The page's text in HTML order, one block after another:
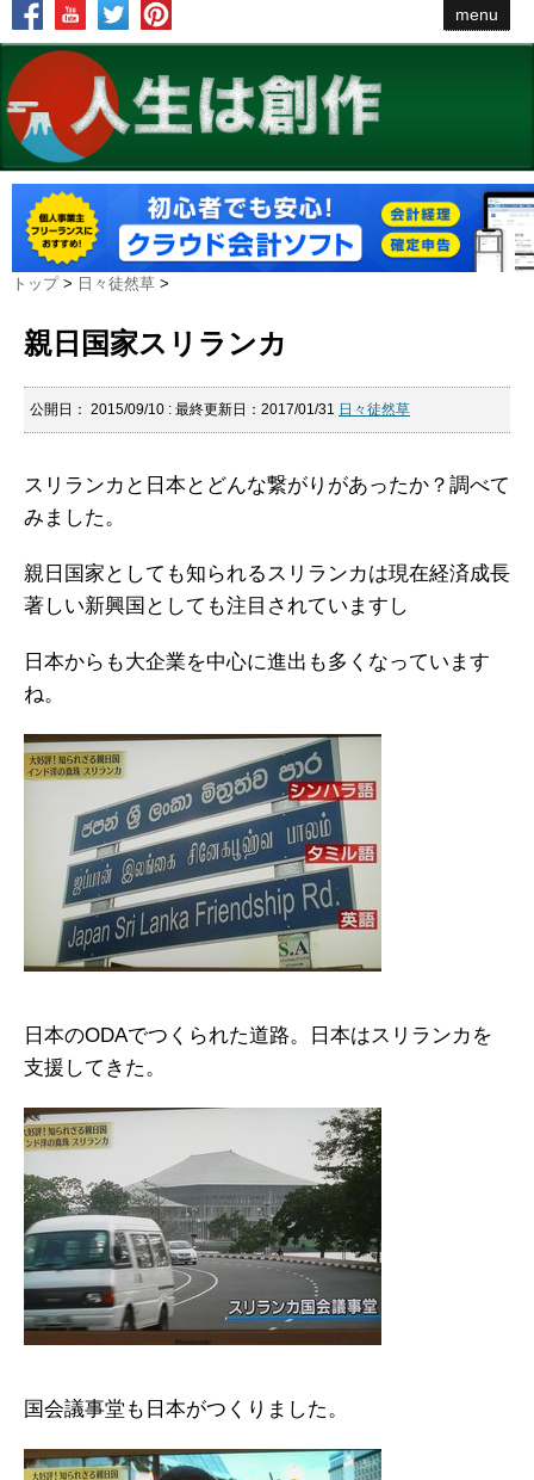
menu
トップ > 日々徒然草 >
親日国家スリランカ
公開日： 2015/09/10 : 最終更新日：2017/01/31 日々徒然草
スリランカと日本とどんな繋がりがあったか？調べて
みました。
親日国家としても知られるスリランカは現在経済成長
著しい新興国としても注目されていますし
日本からも大企業を中心に進出も多くなっています
ね。
日本のODAでつくられた道路。日本はスリランカを
支援してきた。
国会議事堂も日本がつくりました。